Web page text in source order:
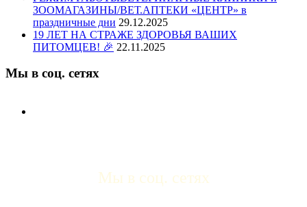
ЗООМАГАЗИНЫ/ВЕТ.АПТЕКИ «ЦЕНТР» в
праздничные дни 29.12.2025
19 ЛЕТ НА СТРАЖЕ ЗДОРОВЬЯ ВАШИХ
ПИТОМЦЕВ! 🎉 22.11.2025
Мы в соц. сетях
Мы в соц. сетях